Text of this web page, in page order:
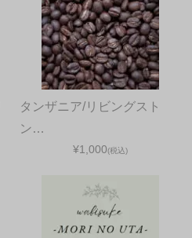
タンザニア/リビングスト
ン…
¥1,000(税込)